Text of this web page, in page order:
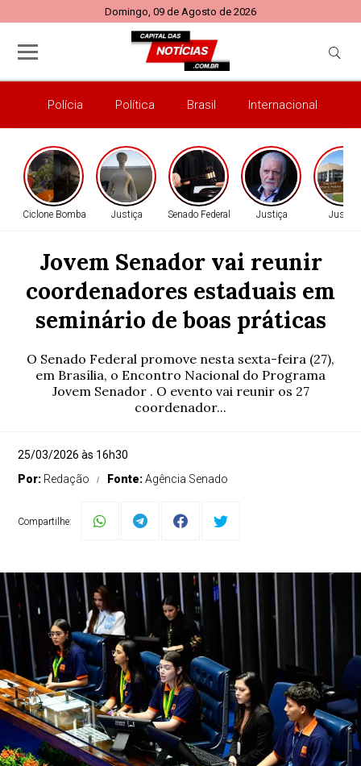
Domingo, 09 de Agosto de 2026
Polícia Política Brasil Internacional
Ciclone Bomba Justiça Senado Federal Justiça Justiça
Jovem Senador vai reunir
coordenadores estaduais em
seminário de boas práticas
O Senado Federal promove nesta sexta-feira (27),
em Brasília, o Encontro Nacional do Programa
Jovem Senador . O evento vai reunir os 27
coordenador...
25/03/2026 às 16h30
Por: Redação Fonte:Agência Senado
Compartilhe: